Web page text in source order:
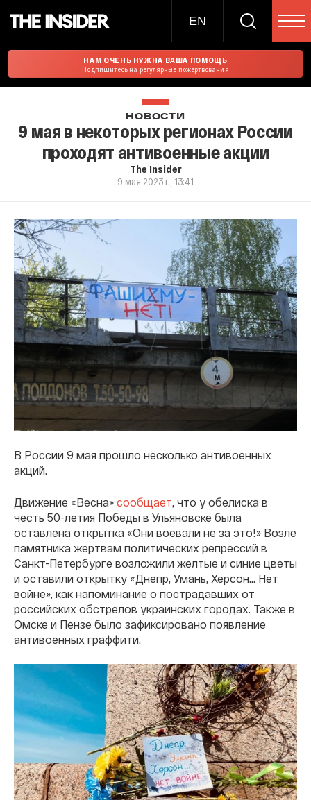
EN
НАМ ОЧЕНЬ НУЖНА ВАША ПОМОЩЬ
Подпишитесь на регулярные пожертвования
НОВОСТИ
9 мая в некоторых регионах России
проходят антивоенные акции
The Insider
9 мая 2023 г., 13:41
В России 9 мая прошло несколько антивоенных
акций.
Движение «Весна» сообщает, что у обелиска в
честь 50-летия Победы в Ульяновске была
оставлена открытка «Они воевали не за это!» Возле
памятника жертвам политических репрессий в
Санкт-Петербурге возложили желтые и синие цветы
и оставили открытку «Днепр, Умань, Херсон… Нет
войне», как напоминание о пострадавших от
российских обстрелов украинских городах. Также в
Омске и Пензе было зафиксировано появление
антивоенных граффити.